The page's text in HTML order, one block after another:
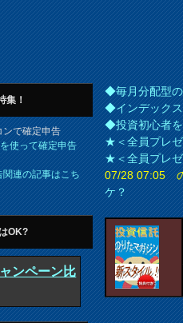
◆毎月分配型
◆インデック
◆投資初心者
★＜全員プレ
★＜全員プレ
07/28 07:05
ケ？
集！
ンで確定申告
使って確定申告
関連の記事はこち
OK?
ンペーン比